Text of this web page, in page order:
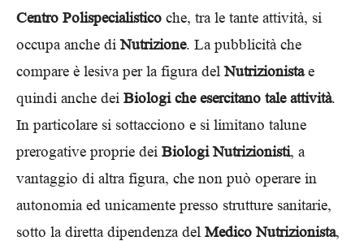
Centro Polispecialistico che, tra le tante attività, si
occupa anche diNutrizione. La pubblicità che
compare è lesiva per la figura delNutrizionistae
quindi anche dei Biologi che esercitano tale attività.
In particolare si sottacciono e si limitano talune
prerogative proprie dei Biologi Nutrizionisti, a
vantaggio di altra figura, che non può operare in
autonomia ed unicamente presso strutture sanitarie,
sotto la diretta dipendenza del Medico Nutrizionista,